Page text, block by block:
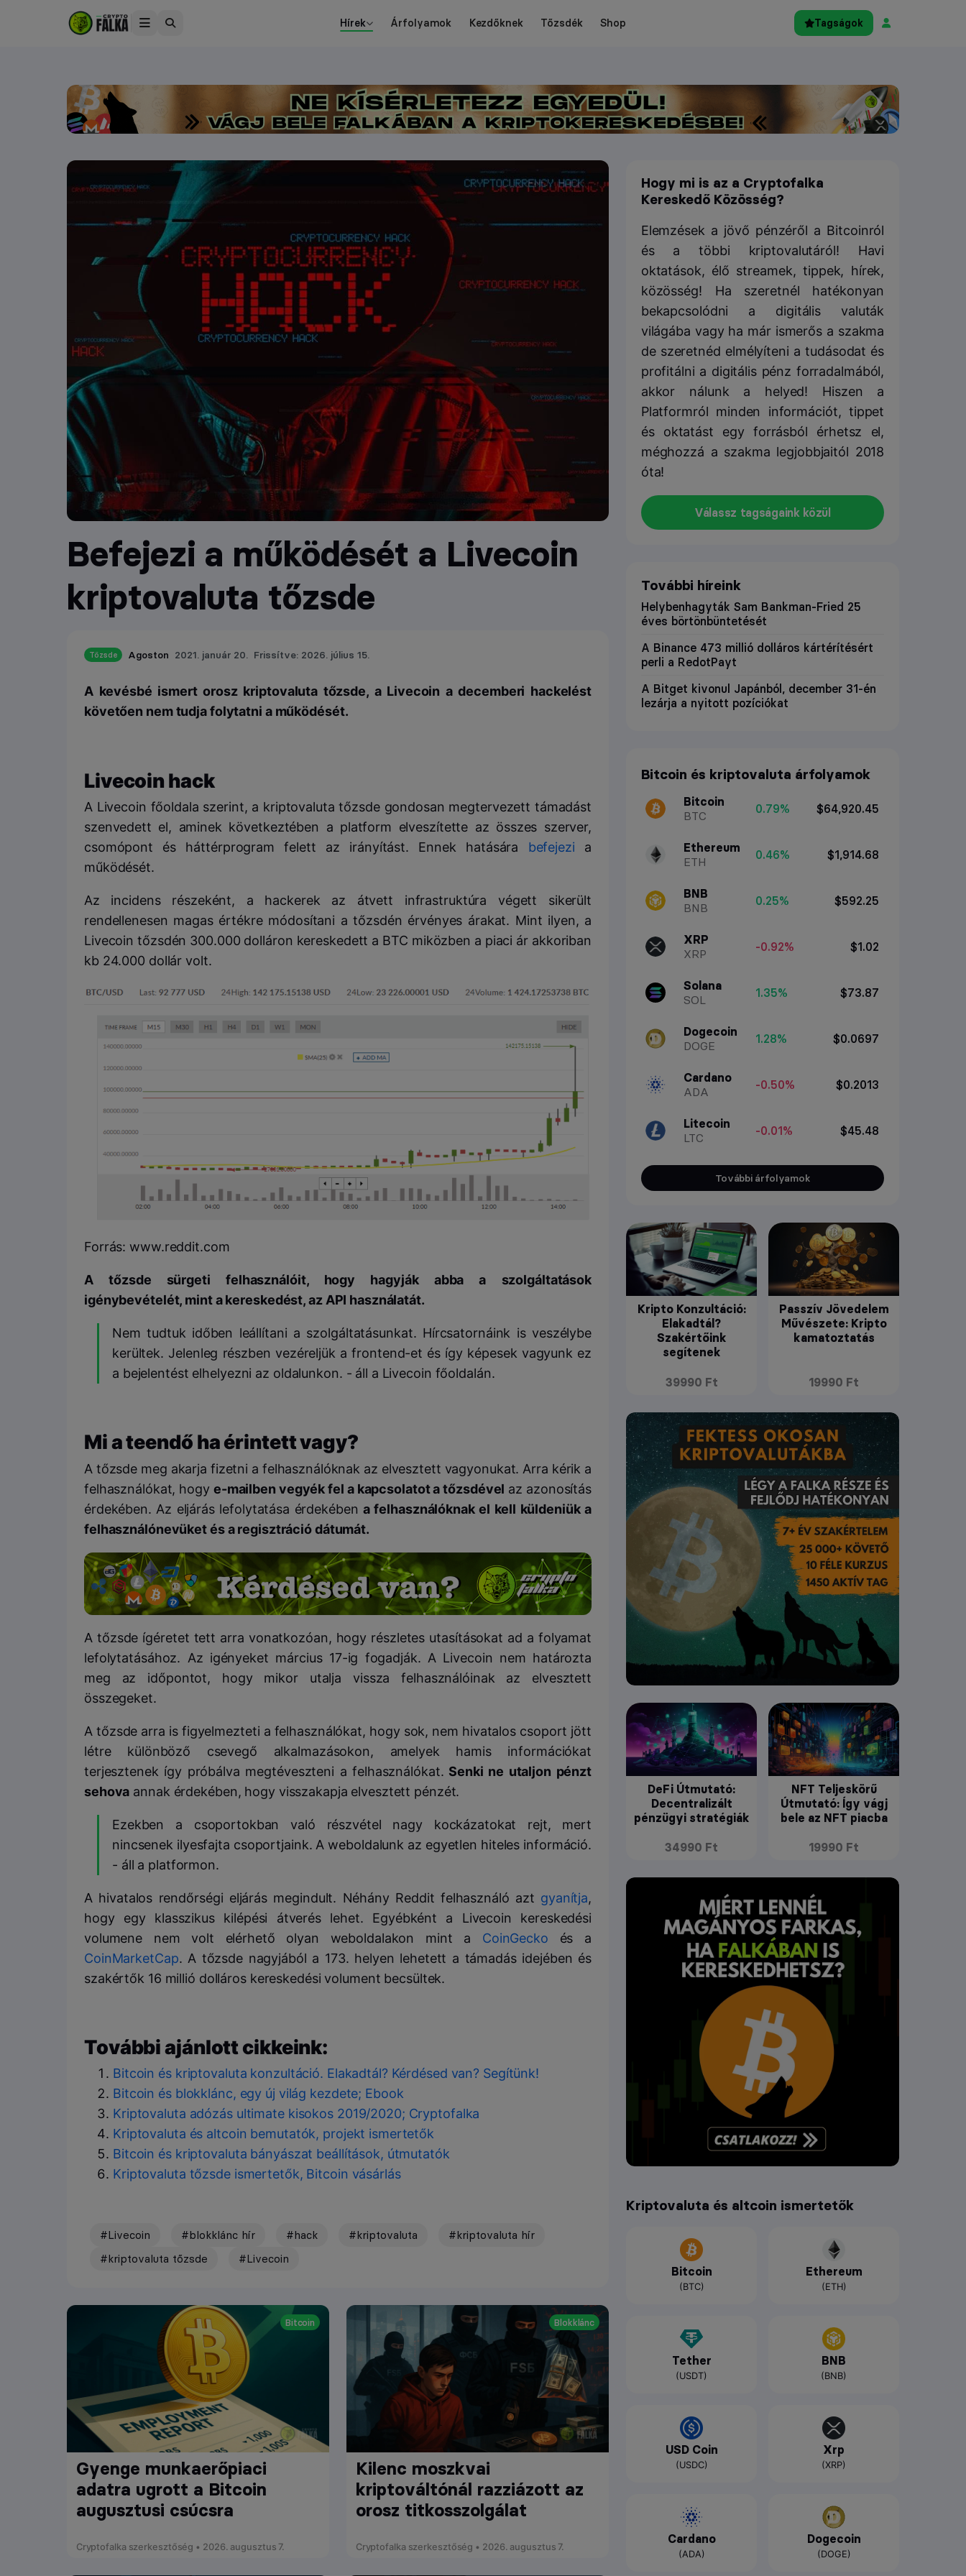
Hírek Árfolyamok Kezdőknek Tőzsdék Shop Tagságok
Befejezi a működését a Livecoin
kriptovaluta tőzsde
Tőzsde Agoston 2021. január 20. Frissítve: 2026. július 15.
A kevésbé ismert orosz kriptovaluta tőzsde, a Livecoin a decemberi hackelést
követően nem tudja folytatni a működését.
Livecoin hack
A Livecoin főoldala szerint, a kriptovaluta tőzsde gondosan megtervezett támadást
szenvedett el, aminek következtében a platform elveszítette az összes szerver,
csomópont és háttérprogram felett az irányítást. Ennek hatására befejezi a
működését.
Az incidens részeként, a hackerek az átvett infrastruktúra végett sikerült
rendellenesen magas értékre módosítani a tőzsdén érvényes árakat. Mint ilyen, a
Livecoin tőzsdén 300.000 dolláron kereskedett a BTC miközben a piaci ár akkoriban
kb 24.000 dollár volt.
Forrás: www.reddit.com
A tőzsde sürgeti felhasználóit, hogy hagyják abba a szolgáltatások
igénybevételét, mint a kereskedést, az API használatát.
Nem tudtuk időben leállítani a szolgáltatásunkat. Hírcsatornáink is veszélybe
kerültek. Jelenleg részben vezéreljük a frontend-et és így képesek vagyunk ez
a bejelentést elhelyezni az oldalunkon. - áll a Livecoin főoldalán.
Mi a teendő ha érintett vagy?
A tőzsde meg akarja fizetni a felhasználóknak az elvesztett vagyonukat. Arra kérik a
felhasználókat, hogy e-mailben vegyék fel a kapcsolatot a tőzsdével az azonosítás
érdekében. Az eljárás lefolytatása érdekébena felhasználóknak el kell küldeniük a
felhasználónevüket és a regisztráció dátumát.
A tőzsde ígéretet tett arra vonatkozóan, hogy részletes utasításokat ad a folyamat
lefolytatásához. Az igényeket március 17-ig fogadják. A Livecoin nem határozta
meg az időpontot, hogy mikor utalja vissza felhasználóinak az elvesztett
összegeket.
A tőzsde arra is figyelmezteti a felhasználókat, hogy sok, nem hivatalos csoport jött
létre különböző csevegő alkalmazásokon, amelyek hamis információkat
terjesztenek így próbálva megtéveszteni a felhasználókat. Senki ne utaljon pénzt
sehova annak érdekében, hogy visszakapja elvesztett pénzét.
Ezekben a csoportokban való részvétel nagy kockázatokat rejt, mert
nincsenek ilyesfajta csoportjaink. A weboldalunk az egyetlen hiteles információ.
- áll a platformon.
A hivatalos rendőrségi eljárás megindult. Néhány Reddit felhasználó azt gyanítja,
hogy egy klasszikus kilépési átverés lehet. Egyébként a Livecoin kereskedési
volumene nem volt elérhető olyan weboldalakon mint a CoinGecko és a
CoinMarketCap. A tőzsde nagyjából a 173. helyen lehetett a támadás idejében és
szakértők 16 millió dolláros kereskedési volument becsültek.
További ajánlott cikkeink:
Bitcoin és kriptovaluta konzultáció. Elakadtál? Kérdésed van? Segítünk!
Bitcoin és blokklánc, egy új világ kezdete; Ebook
Kriptovaluta adózás ultimate kisokos 2019/2020; Cryptofalka
Kriptovaluta és altcoin bemutatók, projekt ismertetők
Bitcoin és kriptovaluta bányászat beállítások, útmutatók
Kriptovaluta tőzsde ismertetők, Bitcoin vásárlás
#Livecoin #blokklánc hír #hack #kriptovaluta
#kriptovaluta hír
#kriptovaluta tőzsde
#Livecoin
Bitcoin
Gyenge munkaerőpiaci
adatra ugrott a Bitcoin
augusztusi csúcsra
Cryptofalka szerkesztőség • 2026. augusztus 7.
Blokklánc
Kilenc moszkvai
kriptováltónál razziázott az
orosz titkosszolgálat
Cryptofalka szerkesztőség • 2026. augusztus 7.
Hogy mi is az a Cryptofalka
Kereskedő Közösség?
Elemzések a jövő pénzéről a Bitcoinról
és a többi kriptovalutáról! Havi
oktatások, élő streamek, tippek, hírek,
közösség! Ha szeretnél hatékonyan
bekapcsolódni a digitális valuták
világába vagy ha már ismerős a szakma
de szeretnéd elmélyíteni a tudásodat és
profitálni a digitális pénz forradalmából,
akkor nálunk a helyed! Hiszen a
Platformról minden információt, tippet
és oktatást egy forrásból érhetsz el,
méghozzá a szakma legjobbjaitól 2018
óta!
Válassz tagságaink közül
További híreink
Helybenhagyták Sam Bankman-Fried 25
éves börtönbüntetését
A Binance 473 millió dolláros kártérítésért
perli a RedotPayt
A Bitget kivonul Japánból, december 31-én
lezárja a nyitott pozíciókat
Bitcoin és kriptovaluta árfolyamok
Bitcoin
BTC
0.79% $64,920.45
Ethereum
ETH
0.46% $1,914.68
BNB
BNB
0.25% $592.25
XRP
XRP
-0.92% $1.02
Solana
SOL
1.35% $73.87
Dogecoin
DOGE
1.28% $0.0697
Cardano
ADA
-0.50% $0.2013
Litecoin
LTC
-0.01% $45.48
További árfolyamok
Kripto Konzultáció:
Elakadtál?
Szakértőink
segítenek
39990 Ft
Passzív Jövedelem
Művészete: Kripto
kamatoztatás
19990 Ft
DeFi Útmutató:
Decentralizált
pénzügyi stratégiák
34990 Ft
NFT Teljeskörű
Útmutató: Így vágj
bele az NFT piacba
19990 Ft
Kriptovaluta és altcoin ismertetők
Bitcoin
(BTC)
Ethereum
(ETH)
Tether
(USDT)
BNB
(BNB)
USD Coin
(USDC)
Xrp
(XRP)
Cardano
(ADA)
Dogecoin
(DOGE)